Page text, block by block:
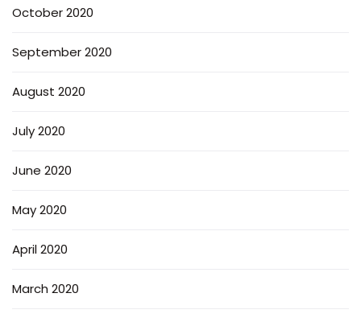
October 2020
September 2020
August 2020
July 2020
June 2020
May 2020
April 2020
March 2020